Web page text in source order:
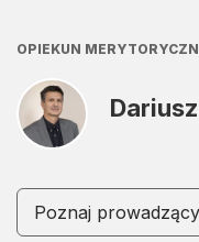
OPIEKUN
Poznaj